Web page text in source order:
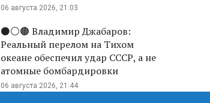
06 августа 2026, 21:03
⚫️⚪️🟤 Владимир Джабаров:
Реальный перелом на Тихом
океане обеспечил удар СССР, а не
атомные бомбардировки
06 августа 2026, 21:44